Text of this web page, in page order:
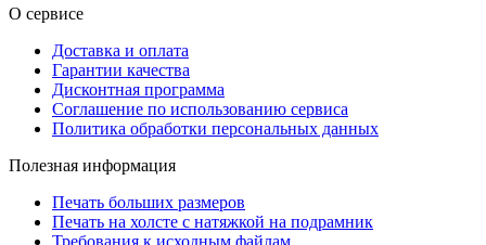
О сервисе
Доставка и оплата
Гарантии качества
Дисконтная программа
Соглашение по использованию сервиса
Политика обработки персональных данных
Полезная информация
Печать больших размеров
Печать на холсте c натяжкой на подрамник
Требования к исходным файлам